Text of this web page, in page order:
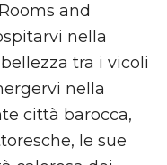
and
nella
tra i vicoli
nella
città barocca,
le sue